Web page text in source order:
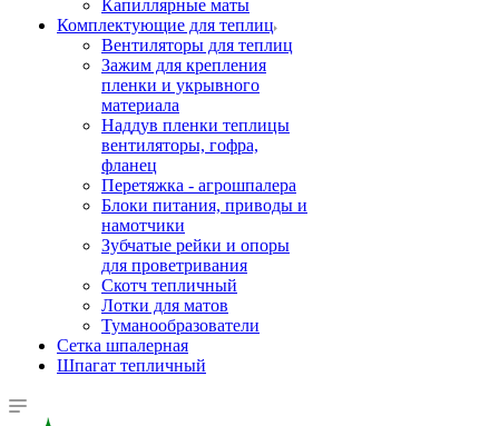
Капиллярные маты
Комплектующие для теплиц
Вентиляторы для теплиц
Зажим для крепления
пленки и укрывного
материала
Наддув пленки теплицы
вентиляторы, гофра,
фланец
Перетяжка - агрошпалера
Блоки питания, приводы и
намотчики
Зубчатые рейки и опоры
для проветривания
Скотч тепличный
Лотки для матов
Туманообразователи
Сетка шпалерная
Шпагат тепличный